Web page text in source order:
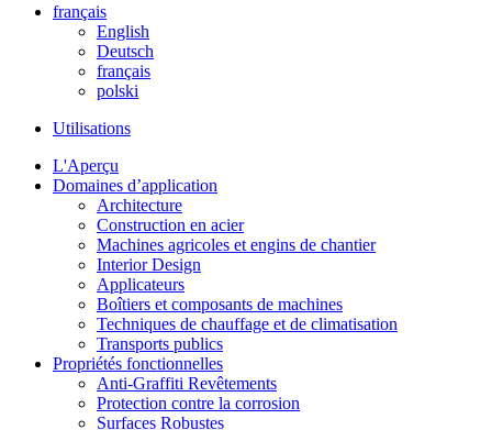
français
English
Deutsch
français
polski
Utilisations
L'Aperçu
Domaines d’application
Architecture
Construction en acier
Machines agricoles et engins de chantier
Interior Design
Applicateurs
Boîtiers et composants de machines
Techniques de chauffage et de climatisation
Transports publics
Propriétés fonctionnelles
Anti-Graffiti Revêtements
Protection contre la corrosion
Surfaces Robustes